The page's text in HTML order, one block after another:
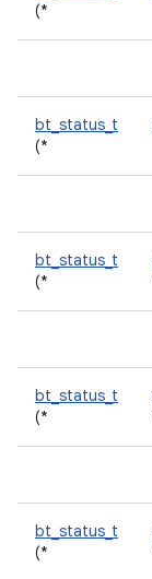
(*
bt_status_t
(*
bt_status_t
(*
bt_status_t
(*
bt_status_t
(*